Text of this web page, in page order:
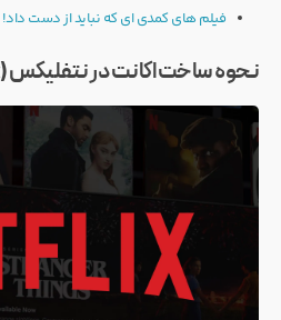
فیلم های کمدی ای که نباید از دست داد!
نحوه ساخت اکانت در نتفلیکس (Netflix)